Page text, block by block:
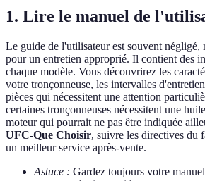
1. Lire le manuel de
Le guide de l'utilisateur est souvent négligé,
pour un entretien approprié. Il contient des
chaque modèle. Vous découvrirez les
votre tronçonneuse, les intervalles
pièces qui nécessitent une attention
certaines tronçonneuses nécessitent une
moteur qui pourrait ne pas être indiquée
UFC-Que Choisir, suivre les directives du
un meilleur service après-vente.
Astuce : Gardez toujours votre